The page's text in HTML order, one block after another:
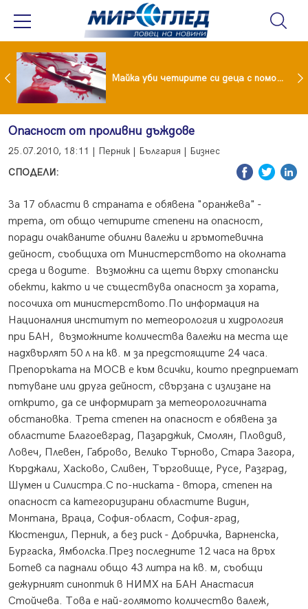
Проф.Кантарджиев: Пазете се от комарите и полово предаваните инфекции Майка уби четирите си деца с помощта на баба им, след което се самоуби
Опасност от проливни дъждове
25.07.2010, 18:11 | Перник | България | Бизнес
СПОДЕЛИ:
За 17 области в страната е обявена "оранжева" -
трета, от общо четирите степени на опасност,
поради очакваните обилни валежи и гръмотевична
дейност, съобщиха от Министерството на околната
среда и водите. Възможни са щети върху стопански
обекти, както и че съществува опасност за хората,
посочиха от министерството.По информация на
Националния институт по метеорология и хидрология
при БАН, възможните количества валежи на места ще
надхвърлят 50 л на кв. м за предстоящите 24 часа.
Препоръката на МОСВ е към всички, които предприемат
пътуване или друга дейност, свързана с излизане на
открито, да се информират за метеорологичната
обстановка. Трета степен на опасност е обявена за
областите Благоевград, Пазарджик, Смолян, Пловдив,
Ловеч, Плевен, Габрово, Велико Търново, Стара Загора,
Кърджали, Хасково, Сливен, Търговище, Русе, Разград,
Шумен и Силистра.С по-ниската - втора, степен на
опасност са категоризирани областите Видин,
Монтана, Враца, София-област, София-град,
Кюстендил, Перник, а без риск - Добричка, Варненска,
Бургаска, Ямболска.През последните 12 часа на връх
Ботев са паднали общо 43 литра на кв. м, съобщи
дежурният синоптик в НИМХ на БАН Анастасия
Стойчева. Това е най-голямото количество валеж,